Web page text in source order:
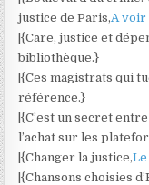
justice de Paris,A
|{Care, justice et
bibliothèque.}
|{Ces magistrats qui
référence.}
|{C’est un secret
l’achat sur les
|{Changer la justice,
|{Chansons choisies